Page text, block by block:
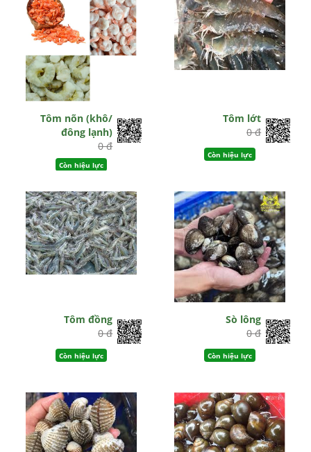
Tôm nõn (khô/
đông lạnh)
0 đ
Còn hiệu lực
Tôm lớt
0 đ
Còn hiệu lực
Tôm đồng
0 đ
Còn hiệu lực
Sò lông
0 đ
Còn hiệu lực